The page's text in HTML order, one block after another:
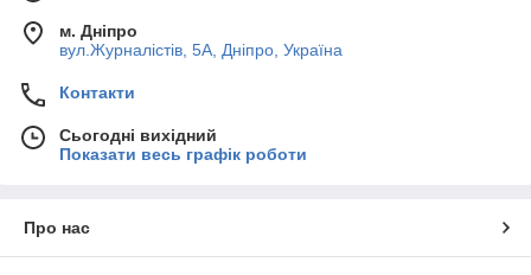
м. Дніпро
вул.Журналістів, 5А, Дніпро, Україна
Контакти
Сьогодні вихідний
Показати весь графік роботи
Про нас